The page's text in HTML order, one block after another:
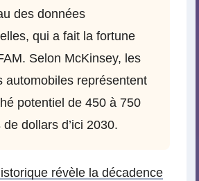
des données
qui a fait la fortune
Selon McKinsey, les
automobiles représentent
potentiel de 450 à 750
dollars d’ici 2030.
révèle la décadence